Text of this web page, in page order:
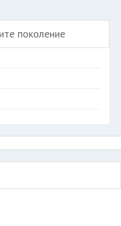
поколение